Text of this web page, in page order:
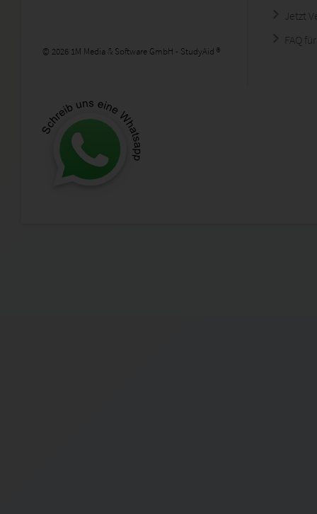
© 2026 1M Media & Software GmbH - StudyAid ®
Jetzt
FAQ